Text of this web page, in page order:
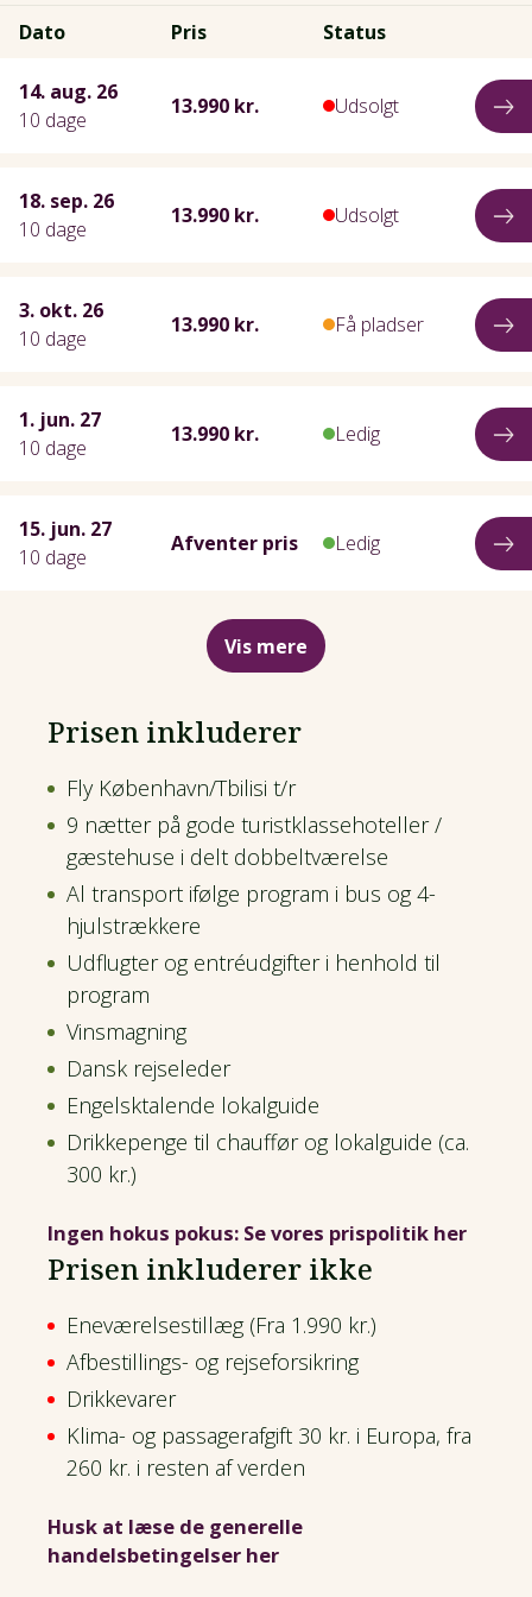
Dato Pris Status
14. aug. 26
10 dage
13.990 kr. Udsolgt
18. sep. 26
10 dage
13.990 kr. Udsolgt
3. okt. 26
10 dage
13.990 kr. Få pladser
1. jun. 27
10 dage
13.990 kr. Ledig
15. jun. 27
10 dage
Afventer pris Ledig
Vis mere
Prisen inkluderer
Fly København/Tbilisi t/r
9 nætter på gode turistklassehoteller /
gæstehuse i delt dobbeltværelse
Al transport ifølge program i bus og 4-
hjulstrækkere
Udflugter og entréudgifter i henhold til
program
Vinsmagning
Dansk rejseleder
Engelsktalende lokalguide
Drikkepenge til chauffør og lokalguide (ca.
300 kr.)
Ingen hokus pokus: Se vores prispolitik her
Prisen inkluderer ikke
Eneværelsestillæg (Fra 1.990 kr.)
Afbestillings- og rejseforsikring
Drikkevarer
Klima- og passagerafgift 30 kr. i Europa, fra
260 kr. i resten af verden
Husk at læse de generelle
handelsbetingelser her